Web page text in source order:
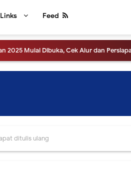
Links Feed
2025 Segera Dibuka
SNBT 2025, Link dan Laman Mirrornya.
SNBT 2025
perubahannya?
diluncurkan sistem SNPMB 2025
ditulis ulang